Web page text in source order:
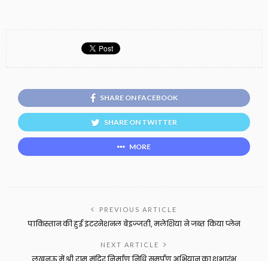
SHARE ON FACEBOOK
SHARE ON TWITTER
MORE
PREVIOUS ARTICLE
पाकिस्तान की हुई इंटरनेशनल बेइज्जती, मलेशिया ने जब्त किया प्लेन
NEXT ARTICLE